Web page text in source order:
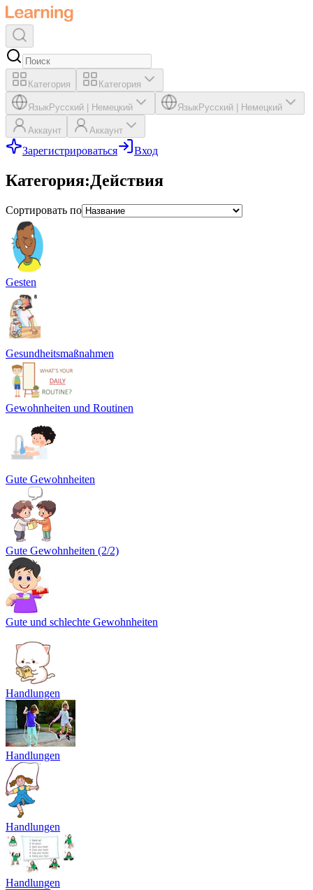
Категория Категория
ЯзыкРусский Немецкий ЯзыкРусский Немецкий
Аккаунт Аккаунт
Зарегистрироваться Вход
Категория:Действия
Сортировать по
Gesten
Gesundheitsmaßnahmen
Gewohnheiten und Routinen
Gute Gewohnheiten
Gute Gewohnheiten (2/2)
Gute und schlechte Gewohnheiten
Handlungen
Handlungen
Handlungen
Handlungen